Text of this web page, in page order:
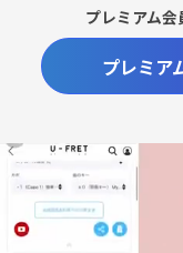
プレミアム
プレミア